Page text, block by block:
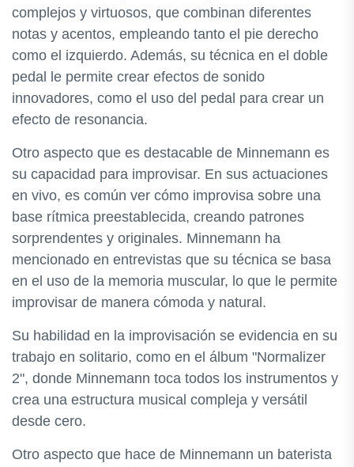
complejos y virtuosos, que combinan diferentes
notas y acentos, empleando tanto el pie derecho
como el izquierdo. Además, su técnica en el doble
pedal le permite crear efectos de sonido
innovadores, como el uso del pedal para crear un
efecto de resonancia.
Otro aspecto que es destacable de Minnemann es
su capacidad para improvisar. En sus actuaciones
en vivo, es común ver cómo improvisa sobre una
base rítmica preestablecida, creando patrones
sorprendentes y originales. Minnemann ha
mencionado en entrevistas que su técnica se basa
en el uso de la memoria muscular, lo que le permite
improvisar de manera cómoda y natural.
Su habilidad en la improvisación se evidencia en su
trabajo en solitario, como en el álbum "Normalizer
2", donde Minnemann toca todos los instrumentos y
crea una estructura musical compleja y versátil
desde cero.
Otro aspecto que hace de Minnemann un baterista